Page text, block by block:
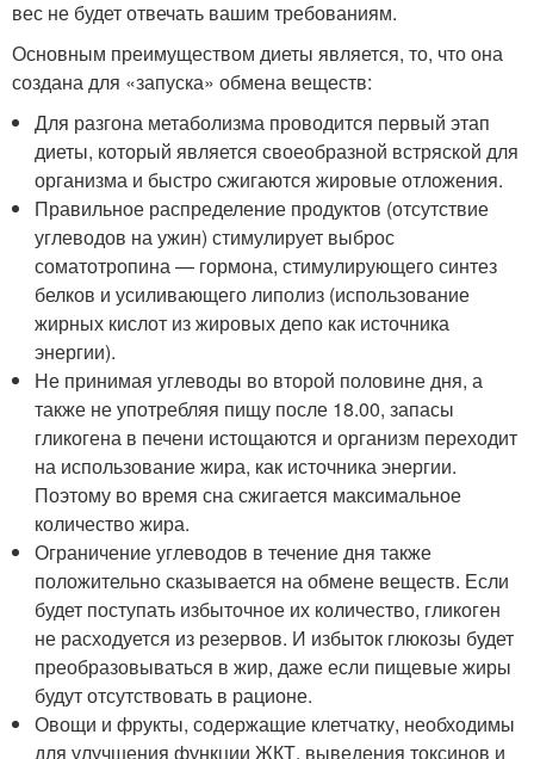
вес не будет отвечать вашим требованиям.
Основным преимуществом диеты является, то, что она
создана для «запуска» обмена веществ:
Для разгона метаболизма проводится первый этап
диеты, который является своеобразной встряской для
организма и быстро сжигаются жировые отложения.
Правильное распределение продуктов (отсутствие
углеводов на ужин) стимулирует выброс
соматотропина — гормона, стимулирующего синтез
белков и усиливающего липолиз (использование
жирных кислот из жировых депо как источника
энергии).
Не принимая углеводы во второй половине дня, а
также не употребляя пищу после 18.00, запасы
гликогена в печени истощаются и организм переходит
на использование жира, как источника энергии.
Поэтому во время сна сжигается максимальное
количество жира.
Ограничение углеводов в течение дня также
положительно сказывается на обмене веществ. Если
будет поступать избыточное их количество, гликоген
не расходуется из резервов. И избыток глюкозы будет
преобразовываться в жир, даже если пищевые жиры
будут отсутствовать в рационе.
Овощи и фрукты, содержащие клетчатку, необходимы
для улучшения функции ЖКТ, выведения токсинов и